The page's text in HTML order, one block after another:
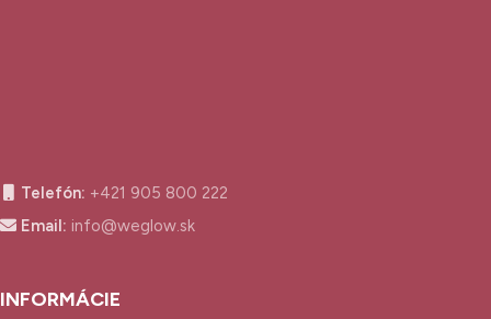
Telefón: +421 905 800 222
Email: info@weglow.sk
INFORMÁCIE